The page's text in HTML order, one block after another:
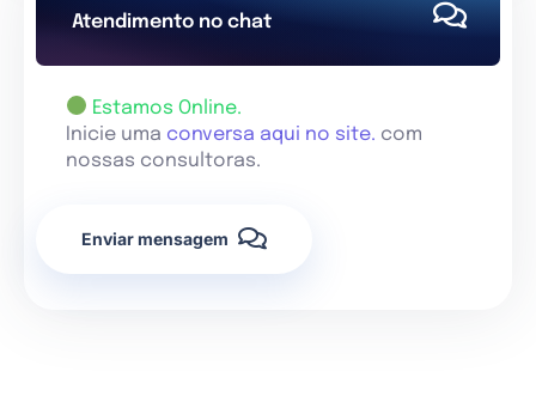
Atendimento no chat
Estamos Online.
Inicie uma conversa aqui no site. com
nossas consultoras.
Enviar mensagem